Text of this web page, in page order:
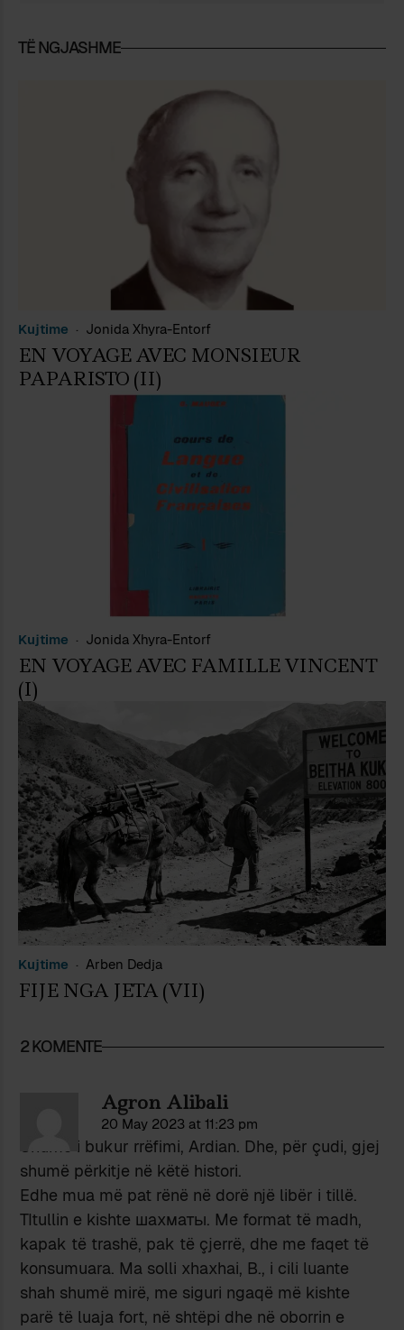
TË NGJASHME
Kujtime Jonida Xhyra-Entorf
EN VOYAGE AVEC MONSIEUR
PAPARISTO (II)
Kujtime Jonida Xhyra-Entorf
EN VOYAGE AVEC FAMILLE VINCENT
(I)
Kujtime Arben Dedja
FIJE NGA JETA (VII)
2 KOMENTE
Agron Alibali
20 May 2023 at 11:23 pm
Shumë i bukur rrëfimi, Ardian. Dhe, për çudi, gjej
shumë përkitje në këtë histori.
Edhe mua më pat rënë në dorë një libër i tillë.
TItullin e kishte шахматы. Me format të madh,
kapak të trashë, pak të çjerrë, dhe me faqet të
konsumuara. Ma solli xhaxhai, B., i cili luante
shah shumë mirë, me siguri ngaqë më kishte
parë të luaja fort, në shtëpi dhe në oborrin e